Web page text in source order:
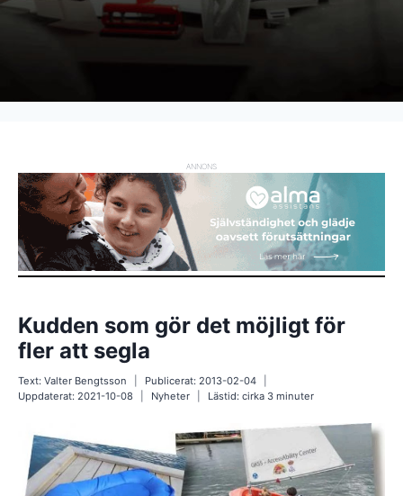
ANNONS
Kudden som gör det möjligt för
fler att segla
Text: Valter Bengtsson Publicerat: 2013-02-04
Uppdaterat: 2021-10-08 Nyheter Lästid: cirka 3minuter